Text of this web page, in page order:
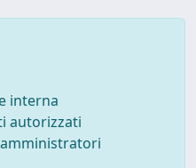
interna
autorizzati